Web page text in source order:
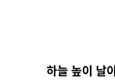
하늘 높이 날